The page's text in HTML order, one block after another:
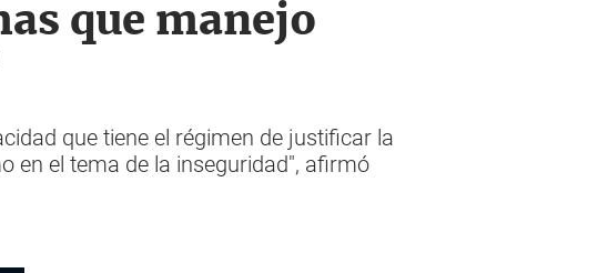
que manejo
que tiene el régimen de justificar la
en el tema de la inseguridad", afirmó